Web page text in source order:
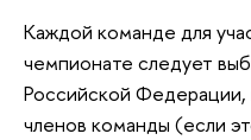
Каждой команде для
чемпионате следует
Российской Федерации,
членов команды (если